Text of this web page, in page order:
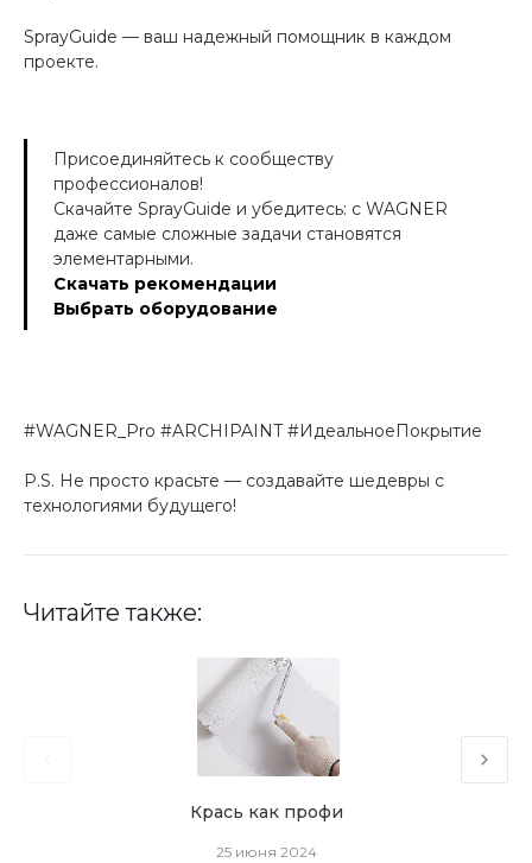
SprayGuide — ваш надежный помощник в каждом
проекте.
Присоединяйтесь к сообществу
профессионалов!
Скачайте SprayGuide и убедитесь: с WAGNER
даже самые сложные задачи становятся
элементарными.
Скачать рекомендации
Выбрать оборудование
#WAGNER_Pro #ARCHIPAINT #ИдеальноеПокрытие
P.S. Не просто красьте — создавайте шедевры с
технологиями будущего!
Читайте также:
Крась как профи
25 июня 2024